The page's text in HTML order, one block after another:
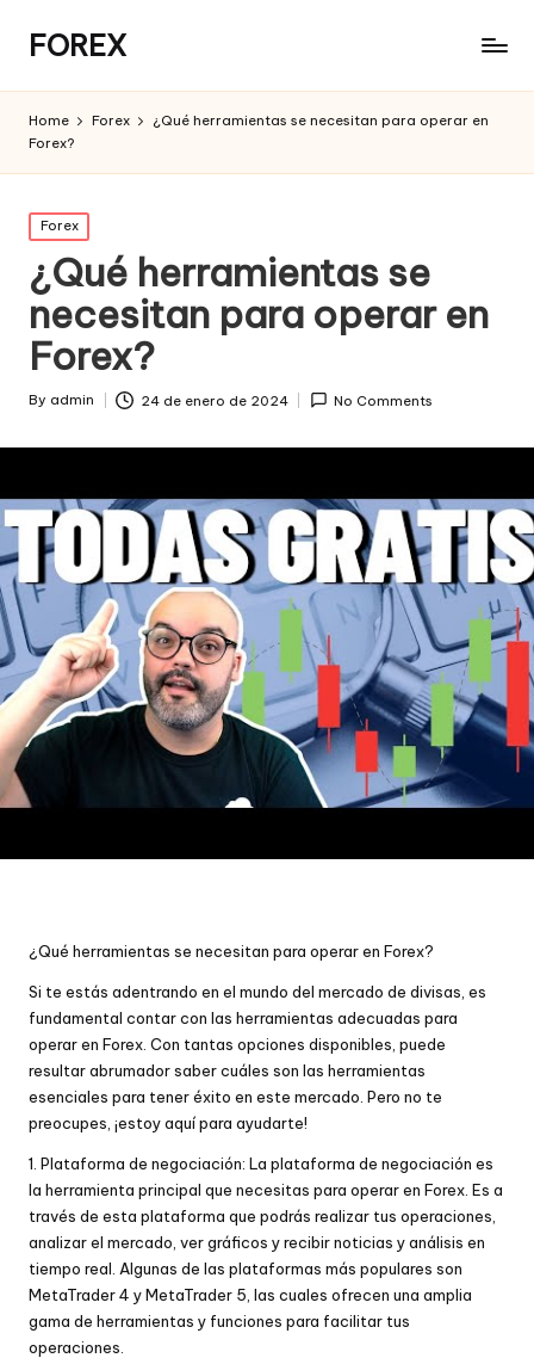
FOREX
Home Forex
¿Qué herramientas se necesitan para operar en
Forex?
Posted
in
Forex
¿Qué herramientas se
necesitan para operar en
Forex?
Posted
By admin 24 de enero de 2024 No Comments
¿Qué herramientas se necesitan para operar en Forex?
Si te estás adentrando en el mundo del mercado de divisas, es
fundamental contar con las herramientas adecuadas para
operar en Forex. Con tantas opciones disponibles, puede
resultar abrumador saber cuáles son las herramientas
esenciales para tener éxito en este mercado. Pero no te
preocupes, ¡estoy aquí para ayudarte!
1. Plataforma de negociación: La plataforma de negociación es
la herramienta principal que necesitas para operar en Forex. Es a
través de esta plataforma que podrás realizar tus operaciones,
analizar el mercado, ver gráficos y recibir noticias y análisis en
tiempo real. Algunas de las plataformas más populares son
MetaTrader 4 y MetaTrader 5, las cuales ofrecen una amplia
gama de herramientas y funciones para facilitar tus
operaciones.